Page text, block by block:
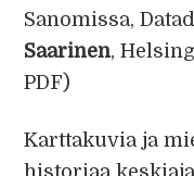
Sanomissa,
Saarinen,
PDF)
Karttakuvia ja
historiaa